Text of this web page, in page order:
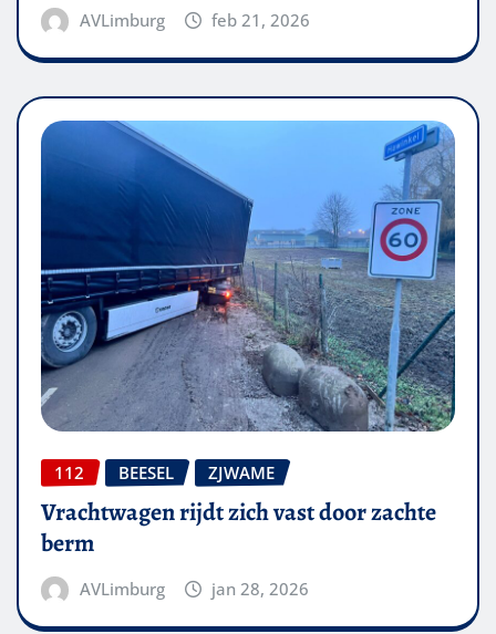
AVLimburg feb 21, 2026
112 BEESEL ZJWAME
Vrachtwagen rijdt zich vast door zachte
berm
AVLimburg jan 28, 2026